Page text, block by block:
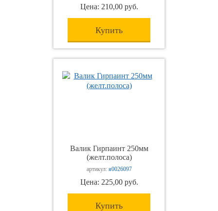
Цена: 210,00 руб.
Купить
Валик Гирпаинт 250мм
(желт.полоса)
артикул: я0026097
Цена: 225,00 руб.
Купить